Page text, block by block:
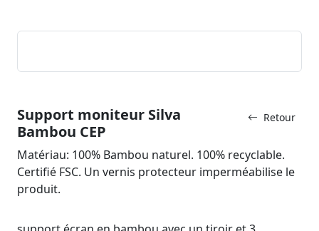
Retour
Support moniteur Silva
Bambou CEP
Matériau: 100% Bambou naturel. 100% recyclable.
Certifié FSC. Un vernis protecteur imperméabilise le
produit.